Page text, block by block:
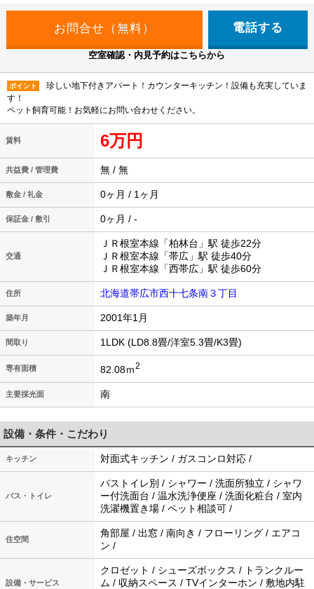
電話する
空室確認・内見予約はこちらから
ポイント
珍しい地下付きアパート！カウンターキッチン！設備も充実していま
す！
ペット飼育可能！お気軽にお問い合わせください。
賃料 6万円
共益費 / 管理費 無 / 無
敷金 / 礼金 0ヶ月 / 1ヶ月
保証金 / 敷引 0ヶ月 / -
交通
ＪＲ根室本線「柏林台」駅 徒歩22分
ＪＲ根室本線「帯広」駅 徒歩40分
ＪＲ根室本線「西帯広」駅 徒歩60分
住所 北海道帯広市西十七条南３丁目
築年月 2001年1月
間取り 1LDK (LD8.8畳/洋室5.3畳/K3畳)
専有面積 82.08ｍ2
主要採光面 南
設備・条件・こだわり
キッチン 対面式キッチン / ガスコンロ対応 /
バス・トイレ
バストイレ別 / シャワー / 洗面所独立 / シャワ
ー付洗面台 / 温水洗浄便座 / 洗面化粧台 / 室内
洗濯機置き場 / ペット相談可 /
住空間
角部屋 / 出窓 / 南向き / フローリング / エアコ
ン /
設備・サービス
クロゼット / シューズボックス / トランクルー
ム / 収納スペース / TVインターホン / 敷地内駐